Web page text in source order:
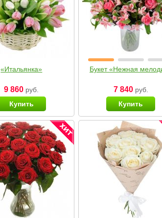
«Итальянка»
9 860 руб.
Купить
Букет «Нежная
7 840руб.
Купить